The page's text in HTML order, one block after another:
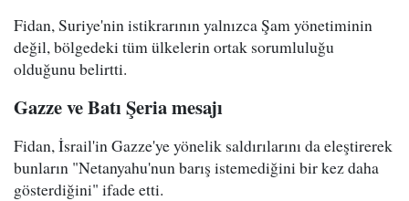
Fidan, Suriye'nin istikrarının yalnızca Şam yönetiminin
değil, bölgedeki tüm ülkelerin ortak sorumluluğu
olduğunu belirtti.
Gazze ve Batı Şeria mesajı
Fidan, İsrail'in Gazze'ye yönelik saldırılarını da eleştirerek
bunların "Netanyahu'nun barış istemediğini bir kez daha
gösterdiğini" ifade etti.